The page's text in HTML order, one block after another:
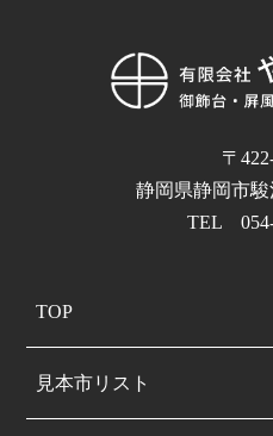
〒
静岡県静岡市駿
TEL 054-
TOP
見本市リスト